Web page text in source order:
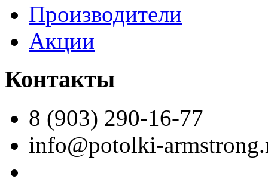
Производители
Акции
Контакты
8 (903) 290-16-77
info@potolki-